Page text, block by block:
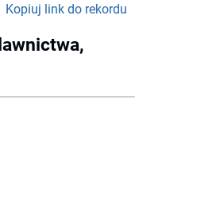
Kopiuj link do rekordu